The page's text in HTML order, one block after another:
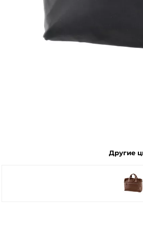
Другие